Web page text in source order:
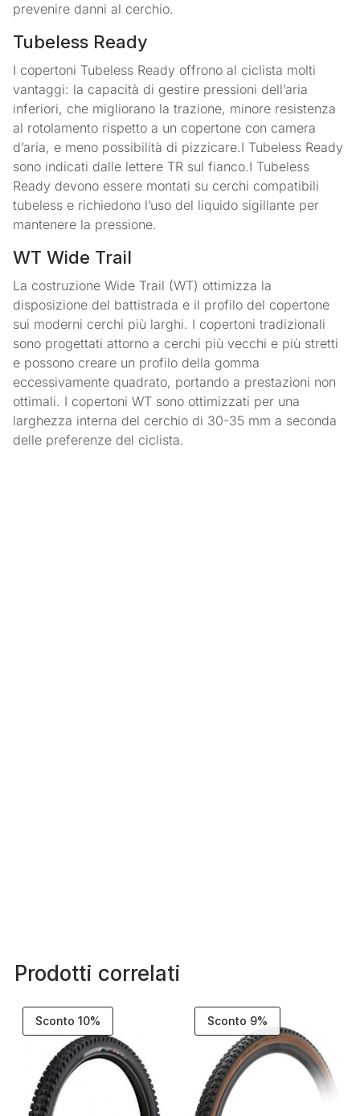
prevenire danni al cerchio.
Tubeless Ready
I copertoni Tubeless Ready offrono al ciclista molti
vantaggi: la capacità di gestire pressioni dell’aria
inferiori, che migliorano la trazione, minore resistenza
al rotolamento rispetto a un copertone con camera
d’aria, e meno possibilità di pizzicare.I Tubeless Ready
sono indicati dalle lettere TR sul fianco.I Tubeless
Ready devono essere montati su cerchi compatibili
tubeless e richiedono l’uso del liquido sigillante per
mantenere la pressione.
WT Wide Trail
La costruzione Wide Trail (WT) ottimizza la
disposizione del battistrada e il profilo del copertone
sui moderni cerchi più larghi. I copertoni tradizionali
sono progettati attorno a cerchi più vecchi e più stretti
e possono creare un profilo della gomma
eccessivamente quadrato, portando a prestazioni non
ottimali. I copertoni WT sono ottimizzati per una
larghezza interna del cerchio di 30-35 mm a seconda
delle preferenze del ciclista.
Prodotti correlati
Sconto 10% Sconto 9%